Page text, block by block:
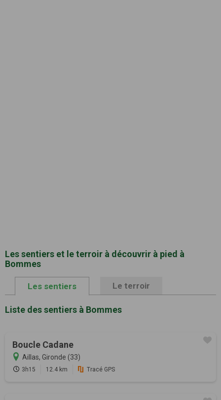
Les sentiers et le terroir à découvrir à pied à
Bommes
Les sentiers Le terroir
Liste des sentiers à Bommes
Boucle Cadane
Aillas, Gironde (33)
3h15 12.4 km Tracé GPS